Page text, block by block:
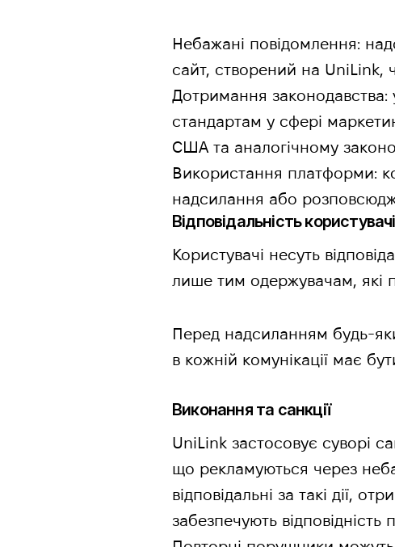
Небажані повідомлення:
сайт, створений на UniLink,
Дотримання законодавства:
стандартам у сфері
США та аналогічному
Використання платформи:
надсилання або
Відповідальність
Користувачі несуть
лише тим одержувачам, які
Перед надсиланням будь-
в кожній комунікації має
Виконання та санкції
UniLink застосовує суворі
що рекламуються через
відповідальні за такі дії,
забезпечують